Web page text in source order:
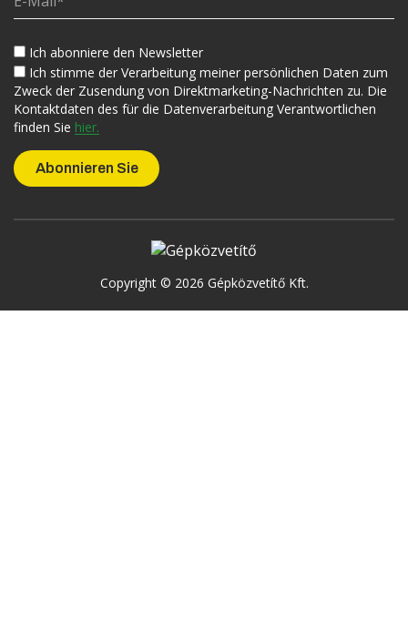
Ich abonniere den Newsletter
Ich stimme der Verarbeitung meiner persönlichen Daten zum
Zweck der Zusendung von Direktmarketing-Nachrichten zu. Die
Kontaktdaten des für die Datenverarbeitung Verantwortlichen
finden Sie hier.
Copyright © 2026 Gépközvetítő Kft.